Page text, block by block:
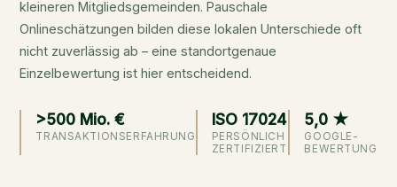
kleineren Mitgliedsgemeinden. Pauschale
Onlineschätzungen bilden diese lokalen Unterschiede oft
nicht zuverlässig ab – eine standortgenaue
Einzelbewertung ist hier entscheidend.
>500 Mio. €
TRANSAKTIONSERFAHRUNG
ISO 17024
PERSÖNLICH
ZERTIFIZIERT
5,0 ★
GOOGLE-
BEWERTUNG